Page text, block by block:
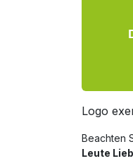
Logo
Beachten
Leute